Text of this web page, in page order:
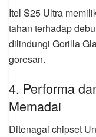
Itel S25 Ultra
tahan terhadap
dilindungi Gorilla
goresan.
4. Performa
Memadai
Ditenagai chipset